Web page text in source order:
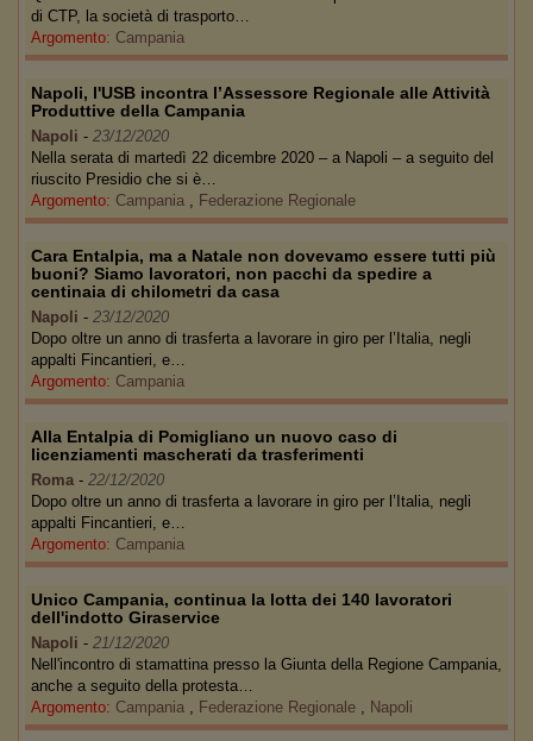
di CTP, la società di trasporto…
Argomento: Campania
Napoli, l'USB incontra l’Assessore Regionale alle Attività
Produttive della Campania
Napoli - 23/12/2020
Nella serata di martedì 22 dicembre 2020 – a Napoli – a seguito del
riuscito Presidio che si è…
Argomento: Campania , Federazione Regionale
Cara Entalpia, ma a Natale non dovevamo essere tutti più
buoni? Siamo lavoratori, non pacchi da spedire a
centinaia di chilometri da casa
Napoli - 23/12/2020
Dopo oltre un anno di trasferta a lavorare in giro per l’Italia, negli
appalti Fincantieri, e…
Argomento: Campania
Alla Entalpia di Pomigliano un nuovo caso di
licenziamenti mascherati da trasferimenti
Roma - 22/12/2020
Dopo oltre un anno di trasferta a lavorare in giro per l’Italia, negli
appalti Fincantieri, e…
Argomento: Campania
Unico Campania, continua la lotta dei 140 lavoratori
dell'indotto Giraservice
Napoli - 21/12/2020
Nell'incontro di stamattina presso la Giunta della Regione Campania,
anche a seguito della protesta…
Argomento: Campania , Federazione Regionale , Napoli